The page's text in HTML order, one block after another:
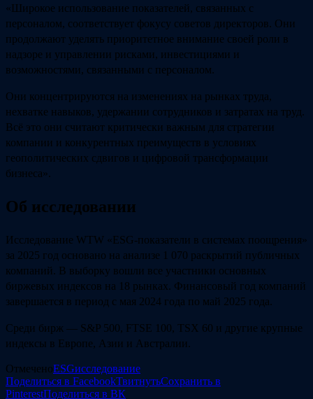
«Широкое использование показателей, связанных с
персоналом, соответствует фокусу советов директоров. Они
продолжают уделять приоритетное внимание своей роли в
надзоре и управлении рисками, инвестициями и
возможностями, связанными с персоналом.
Они концентрируются на изменениях на рынках труда,
нехватке навыков, удержании сотрудников и затратах на труд.
Всё это они считают критически важным для стратегии
компании и конкурентных преимуществ в условиях
геополитических сдвигов и цифровой трансформации
бизнеса».
Об исследовании
Исследование WTW «ESG‑показатели в системах поощрения»
за 2025 год основано на анализе 1 070 раскрытий публичных
компаний. В выборку вошли все участники основных
биржевых индексов на 18 рынках. Финансовый год компаний
завершается в период с мая 2024 года по май 2025 года.
Среди бирж — S&P 500, FTSE 100, TSX 60 и другие крупные
индексы в Европе, Азии и Австралии.
ОтмеченоESGисследование
Поделиться в FacebookТвитнутьСохранить в
PinterestПоделиться в ВК